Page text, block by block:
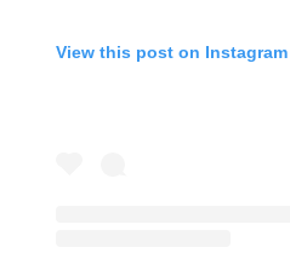
View this post on Instagram